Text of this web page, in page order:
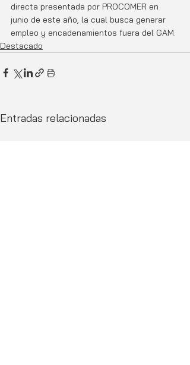
directa presentada por PROCOMER en
junio de este año, la cual busca generar
empleo y encadenamientos fuera del GAM.
Destacado
Entradas relacionadas